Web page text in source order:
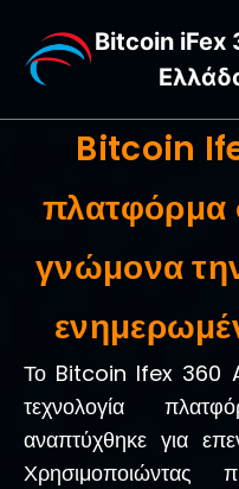
Bitcoin iFex
Bitcoin
πλατφόρμα
γνώμονα
Το Bitcoin Ifex 360 Ai
τεχνολογία
αναπτύχθηκε για
Χρησιμοποιώντας